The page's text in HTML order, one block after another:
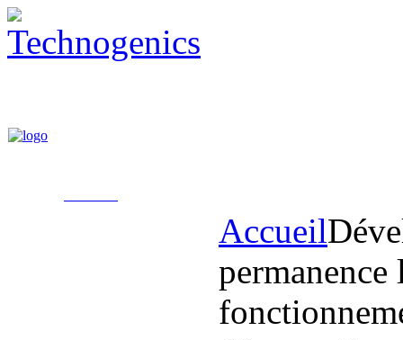
Accueil
permanence